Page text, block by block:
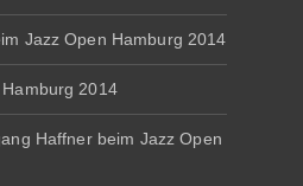
Jazz Open Hamburg 2014
2014
Haffner beim Jazz Open